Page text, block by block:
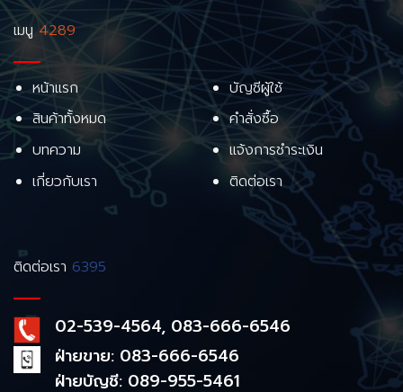
เมนู4289
หน้าแรก
สินค้าทั้งหมด
บทความ
เกี่ยวกับเรา
บัญชีผู้ใช้
คำสั่งซื้อ
แจ้งการชำระเงิน
ติดต่อเรา
ติดต่อเรา 6395
02-539-4564, 083-666-6546
ฝ่ายขาย: 083-666-6546
ฝ่ายบัญชี: 089-955-5461